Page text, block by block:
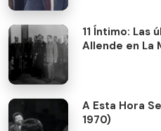
11 Íntimo: Las
Allende en La
A Esta Hora
1970)